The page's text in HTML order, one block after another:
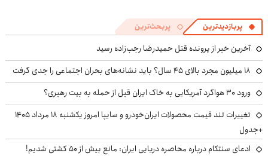
پربازدیدترین پربحث‌ترین
آخرین خبر از پرونده قتل حمیدرضا رجب‌زاده رسید
۱۸ میلیون مجرد بالای ۴۵ سال؟ باید نشانه‌های بحران اجتماعی را جدی گرفت
ورود ۳۰ هواگرد آمریکایی به خاک ایران قبل از حمله به بیت رهبری؟
تغییرات تند قیمت محصولات ایران‌خودرو و سایپا امروز یکشنبه ۱۸ مرداد ۱۴۰۵
+جدول
ادعای سنتکام درباره محاصره دریایی ایران: مانع بیش از ۵۰ کشتی شدیم!